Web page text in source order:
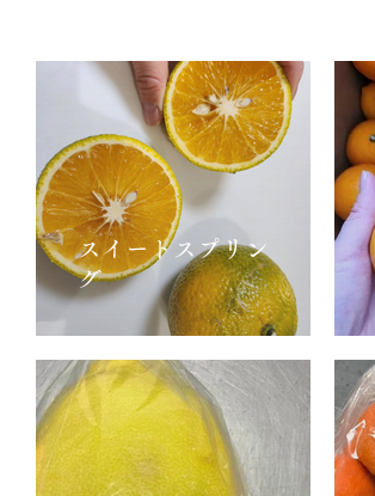
スイートスプリン
グ